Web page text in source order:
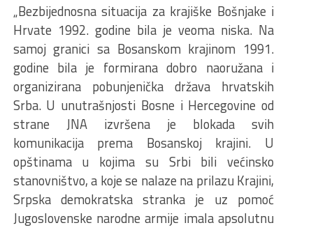
„Bezbijednosna situacija za krajiške Bošnjake i
Hrvate 1992. godine bila je veoma niska. Na
samoj granici sa Bosanskom krajinom 1991.
godine bila je formirana dobro naoružana i
organizirana pobunjenička država hrvatskih
Srba. U unutrašnjosti Bosne i Hercegovine od
strane JNA izvršena je blokada svih
komunikacija prema Bosanskoj krajini. U
opštinama u kojima su Srbi bili većinsko
stanovništvo, a koje se nalaze na prilazu Krajini,
Srpska demokratska stranka je uz pomoć
Jugoslovenske narodne armije imala apsolutnu